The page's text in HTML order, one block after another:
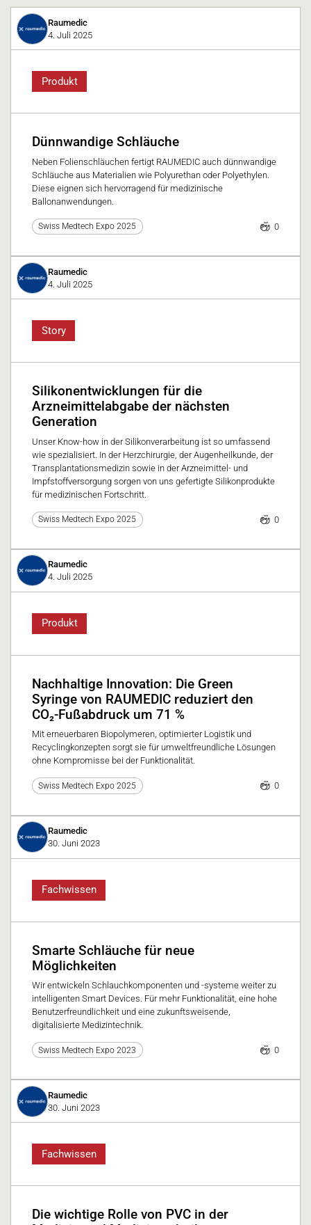
Raumedic
4. Juli 2025
Produkt
Dünnwandige Schläuche
Neben Folienschläuchen fertigt RAUMEDIC auch dünnwandige
Schläuche aus Materialien wie Polyurethan oder Polyethylen.
Diese eignen sich hervorragend für medizinische
Ballonanwendungen.
Swiss Medtech Expo 2025 0
Raumedic
4. Juli 2025
Story
Silikonentwicklungen für die
Arzneimittelabgabe der nächsten
Generation
Unser Know-how in der Silikonverarbeitung ist so umfassend
wie spezialisiert. In der Herzchirurgie, der Augenheilkunde, der
Transplantationsmedizin sowie in der Arzneimittel- und
Impfstoffversorgung sorgen von uns gefertigte Silikonprodukte
für medizinischen Fortschritt.
Swiss Medtech Expo 2025 0
Raumedic
4. Juli 2025
Produkt
Nachhaltige Innovation: Die Green
Syringe von RAUMEDIC reduziert den
CO₂-Fußabdruck um 71 %
Mit erneuerbaren Biopolymeren, optimierter Logistik und
Recyclingkonzepten sorgt sie für umweltfreundliche Lösungen
ohne Kompromisse bei der Funktionalität.
Swiss Medtech Expo 2025 0
Raumedic
30. Juni 2023
Fachwissen
Smarte Schläuche für neue
Möglichkeiten
Wir entwickeln Schlauchkomponenten und -systeme weiter zu
intelligenten Smart Devices. Für mehr Funktionalität, eine hohe
Benutzerfreundlichkeit und eine zukunftsweisende,
digitalisierte Medizintechnik.
Swiss Medtech Expo 2023 0
Raumedic
30. Juni 2023
Fachwissen
Die wichtige Rolle von PVC in der